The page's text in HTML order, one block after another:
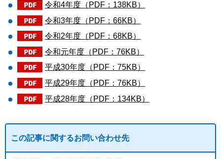
令和4年度（PDF：138KB）
令和3年度（PDF：66KB）
令和2年度（PDF：68KB）
令和元年度（PDF：76KB）
平成30年度（PDF：75KB）
平成29年度（PDF：76KB）
平成28年度（PDF：134KB）
この記事に関するお問い合わせ先